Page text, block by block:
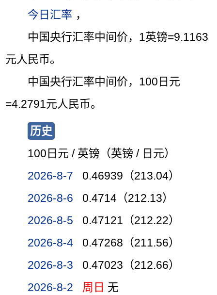
今日汇率 ，
中国央行汇率中间价，1英镑=9.1163
元人民币。
中国央行汇率中间价，100日元
=4.2791元人民币。
历史
100日元 / 英镑（英镑 / 日元）
2026-8-7
0.46939（213.04）
2026-8-6
0.4714（212.13）
2026-8-5
0.47121（212.22）
2026-8-4
0.47268（211.56）
2026-8-3
0.47023（212.66）
2026-8-2
周日 无